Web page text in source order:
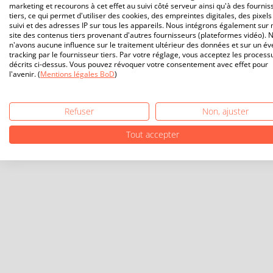
marketing et recourons à cet effet au suivi côté serveur ainsi qu'à des
tiers, ce qui permet d'utiliser des cookies, des empreintes digitales, des
suivi et des adresses IP sur tous les appareils. Nous intégrons également sur
site des contenus tiers provenant d'autres fournisseurs (plateformes vidéo).
n'avons aucune influence sur le traitement ultérieur des données et sur un
tracking par le fournisseur tiers. Par votre réglage, vous acceptez les
décrits ci-dessus. Vous pouvez révoquer votre consentement avec effet pour
l'avenir. (Mentions légales BoD)
Refuser
Non, ajuster
Tout accepter